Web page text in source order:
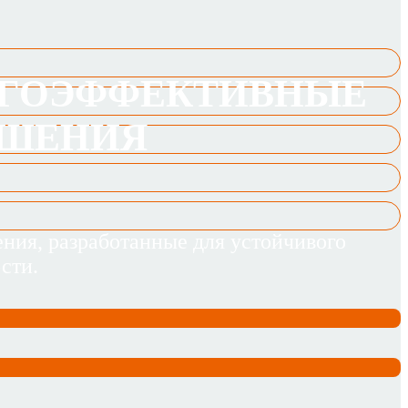
разработанные для устойчивого